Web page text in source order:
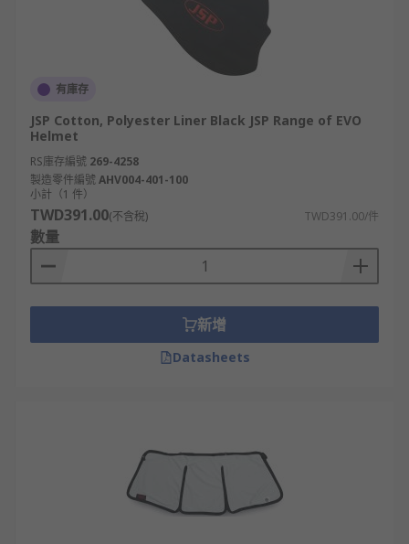
有庫存
JSP Cotton, Polyester Liner Black JSP Range of EVO
Helmet
RS庫存編號 269-4258
製造零件編號AHV004-401-100
小計（1 件）
TWD391.00(不含稅) TWD391.00/件
數量
新增
Datasheets